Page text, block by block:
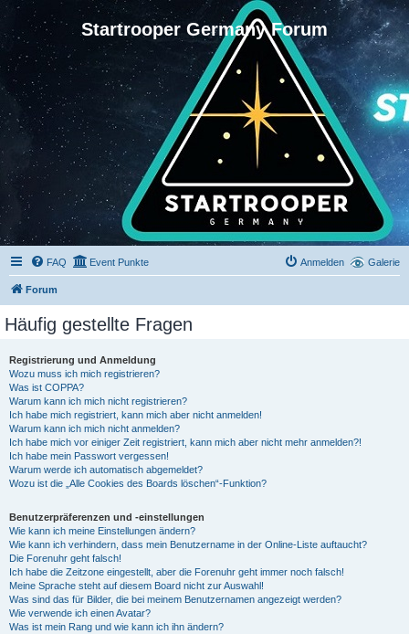
Startrooper Germany Forum
Galerie
FAQ Event Punkte Anmelden
Forum
Häufig gestellte Fragen
Registrierung und Anmeldung
Wozu muss ich mich registrieren?
Was ist COPPA?
Warum kann ich mich nicht registrieren?
Ich habe mich registriert, kann mich aber nicht anmelden!
Warum kann ich mich nicht anmelden?
Ich habe mich vor einiger Zeit registriert, kann mich aber nicht mehr anmelden?!
Ich habe mein Passwort vergessen!
Warum werde ich automatisch abgemeldet?
Wozu ist die „Alle Cookies des Boards löschen“-Funktion?
Benutzerpräferenzen und -einstellungen
Wie kann ich meine Einstellungen ändern?
Wie kann ich verhindern, dass mein Benutzername in der Online-Liste auftaucht?
Die Forenuhr geht falsch!
Ich habe die Zeitzone eingestellt, aber die Forenuhr geht immer noch falsch!
Meine Sprache steht auf diesem Board nicht zur Auswahl!
Was sind das für Bilder, die bei meinem Benutzernamen angezeigt werden?
Wie verwende ich einen Avatar?
Was ist mein Rang und wie kann ich ihn ändern?